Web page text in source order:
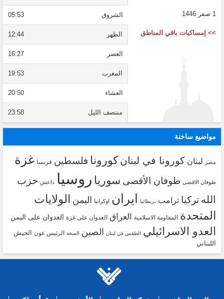
1 صفر 1446
>> إمساكيات باقي المناطق
الشروق 05:53
الظهر 12:44
العصر 16:27
المغرب 19:53
العشاء 20:50
منتصف الليل 23:58
مواضيع ساخنة
مصر لبنان كورونا في لبنانكورونا فلسطين فرنسا غزة
طوفان الاقصى طوفان الأقصى سوريا روسيا داعش حزب
الله تركيا ترامب بريطانيا ايران اوكرانيا اليمن
الولايات
المتحدة
المقاومة الاسلامية العراق العدوان على غزة العدوان على اليمن
العدو الاسرائيلي الطقس في لبنان الصين الصحة الرئيس عون
الجيش
اللبناني